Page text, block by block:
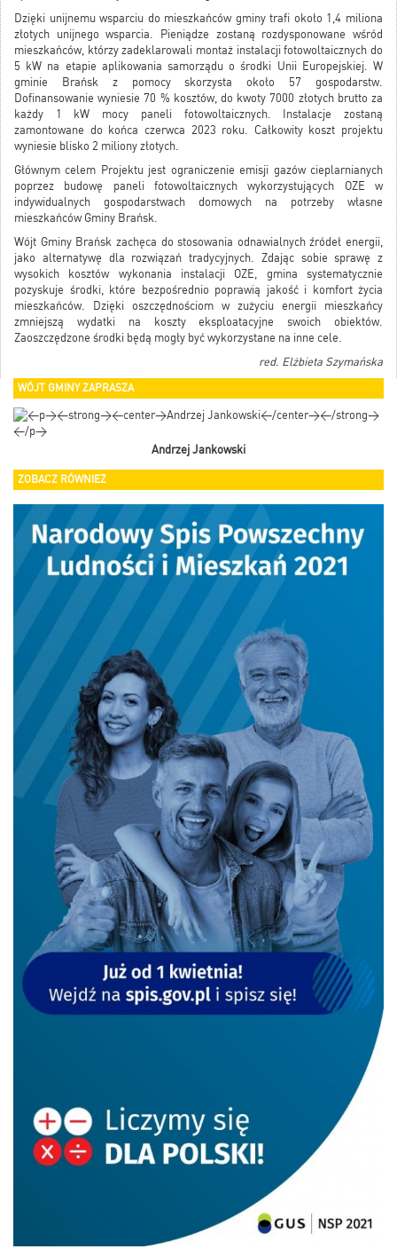
Dzięki unijnemu wsparciu do mieszkańców gminy trafi około 1,4 miliona
złotych unijnego wsparcia. Pieniądze zostaną rozdysponowane wśród
mieszkańców, którzy zadeklarowali montaż instalacji fotowoltaicznych do
5 kW na etapie aplikowania samorządu o środki Unii Europejskiej. W
gminie Brańsk z pomocy skorzysta około 57 gospodarstw.
Dofinansowanie wyniesie 70 % kosztów, do kwoty 7000 złotych brutto za
każdy 1 kW mocy paneli fotowoltaicznych. Instalacje zostaną
zamontowane do końca czerwca 2023 roku. Całkowity koszt projektu
wyniesie blisko 2 miliony złotych.
Głównym celem Projektu jest ograniczenie emisji gazów cieplarnianych
poprzez budowę paneli fotowoltaicznych wykorzystujących OZE w
indywidualnych gospodarstwach domowych na potrzeby własne
mieszkańców Gminy Brańsk.
Wójt Gminy Brańsk zachęca do stosowania odnawialnych źródeł energii,
jako alternatywę dla rozwiązań tradycyjnych. Zdając sobie sprawę z
wysokich kosztów wykonania instalacji OZE, gmina systematycznie
pozyskuje środki, które bezpośrednio poprawią jakość i komfort życia
mieszkańców. Dzięki oszczędnościom w zużyciu energii mieszkańcy
zmniejszą wydatki na koszty eksploatacyjne swoich obiektów.
Zaoszczędzone środki będą mogły być wykorzystane na inne cele.
red. Elżbieta Szymańska
WÓJT GMINY ZAPRASZA
Andrzej Jankowski
ZOBACZ RÓWNIEŻ